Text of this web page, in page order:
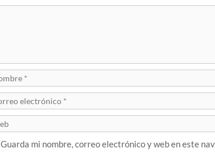
Guarda mi nombre, correo electrónico y web en este